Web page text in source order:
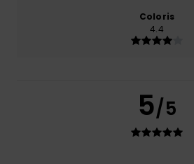
Coloris
4.4
5/5